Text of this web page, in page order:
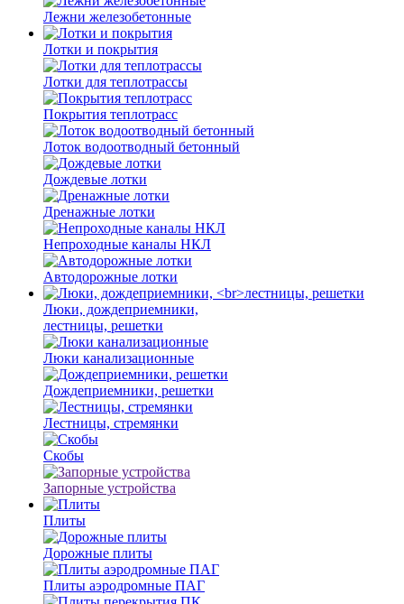
Лежни железобетонные
Лотки и покрытия
Лотки для теплотрассы
Покрытия теплотрасс
Лоток водоотводный бетонный
Дождевые лотки
Дренажные лотки
Непроходные каналы НКЛ
Автодорожные лотки
Люки, дождеприемники,
лестницы, решетки
Люки канализационные
Дождеприемники, решетки
Лестницы, стремянки
Скобы
Запорные устройства
Плиты
Дорожные плиты
Плиты аэродромные ПАГ